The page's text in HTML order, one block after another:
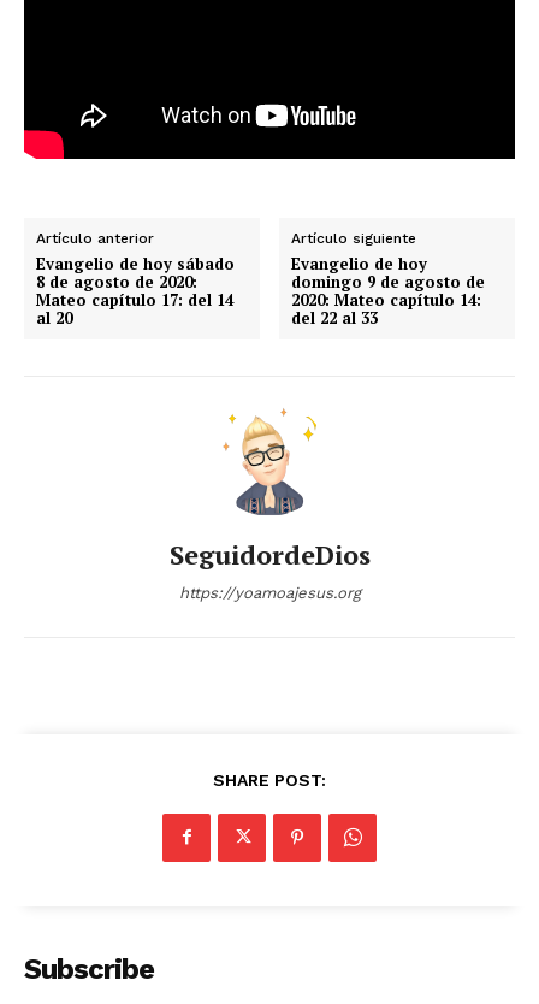
Artículo anterior
Evangelio de hoy sábado
8 de agosto de 2020:
Mateo capítulo 17: del 14
al 20
Artículo siguiente
Evangelio de hoy
domingo 9 de agosto de
2020: Mateo capítulo 14:
del 22 al 33
SeguidordeDios
https://yoamoajesus.org
SHARE POST:
Subscribe